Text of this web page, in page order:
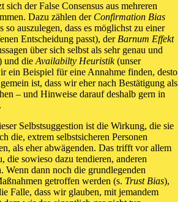
sich der False Consensus aus mehreren
Dazu zählen der Confirmation Bias
so auszulegen, dass es möglichst zu einer
Entscheidung passt), der Barnum Effekt
über sich selbst als sehr genau und
und die Availabilty Heuristik(unser
ein Beispiel für eine Annahme finden, desto
ist, dass wir eher nach Bestätigung als
– und Hinweise darauf deshalb gern in
Selbstsuggestion ist die Wirkung, die sie
die, extrem selbstsicheren Personen
als eher abwägenden. Das trifft vor allem
die sowieso dazu tendieren, anderen
Wenn dann noch die grundlegenden
getroffen werden (s. Trust Bias),
Falle, dass wir glauben, mit jemandem